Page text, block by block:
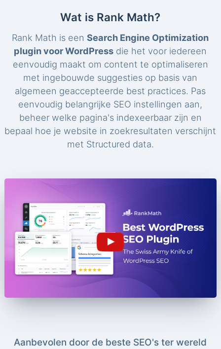
Wat is Rank Math?
Rank Math is eenSearch Engine Optimization
plugin voor WordPress die het voor iedereen
eenvoudig maakt om content te optimaliseren
met ingebouwde suggesties op basis van
algemeen geaccepteerde best practices. Pas
eenvoudig belangrijke SEO instellingen aan,
beheer welke pagina's indexeerbaar zijn en
bepaal hoe je website in zoekresultaten verschijnt
met Structured data.
Aanbevolen door de beste SEO's ter wereld